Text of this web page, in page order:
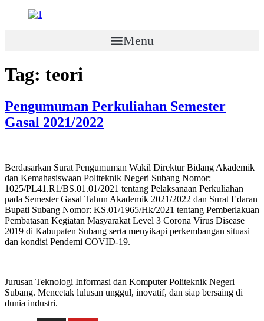
Menu
Tag: teori
Pengumuman Perkuliahan Semester
Gasal 2021/2022
Berdasarkan Surat Pengumuman Wakil Direktur Bidang Akademik
dan Kemahasiswaan Politeknik Negeri Subang Nomor:
1025/PL41.R1/BS.01.01/2021 tentang Pelaksanaan Perkuliahan
pada Semester Gasal Tahun Akademik 2021/2022 dan Surat Edaran
Bupati Subang Nomor: KS.01/1965/Hk/2021 tentang Pemberlakuan
Pembatasan Kegiatan Masyarakat Level 3 Corona Virus Disease
2019 di Kabupaten Subang serta menyikapi perkembangan situasi
dan kondisi Pendemi COVID-19.
Jurusan Teknologi Informasi dan Komputer Politeknik Negeri
Subang. Mencetak lulusan unggul, inovatif, dan siap bersaing di
dunia industri.